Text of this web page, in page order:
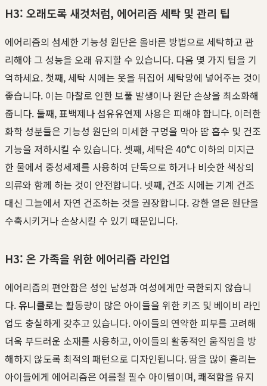
H3: 오래도록 새것처럼, 에어리즘 세탁 및 관리 팁
에어리즘의 섬세한 기능성 원단은 올바른 방법으로 세탁하고 관
리해야 그 성능을 오래 유지할 수 있습니다. 다음 몇 가지 팁을 기
억하세요. 첫째, 세탁 시에는 옷을 뒤집어 세탁망에 넣어주는 것이
좋습니다. 이는 마찰로 인한 보풀 발생이나 원단 손상을 최소화해
줍니다. 둘째, 표백제나 섬유유연제 사용은 피해야 합니다. 이러한
화학 성분들은 기능성 원단의 미세한 구멍을 막아 땀 흡수 및 건조
기능을 저하시킬 수 있습니다. 셋째, 세탁은 40°C 이하의 미지근
한 물에서 중성세제를 사용하여 단독으로 하거나 비슷한 색상의
의류와 함께 하는 것이 안전합니다. 넷째, 건조 시에는 기계 건조
대신 그늘에서 자연 건조하는 것을 권장합니다. 강한 열은 원단을
수축시키거나 손상시킬 수 있기 때문입니다.
H3: 온 가족을 위한 에어리즘 라인업
에어리즘의 편안함은 성인 남성과 여성에게만 국한되지 않습니
다.유니클로는 활동량이 많은 아이들을 위한 키즈 및 베이비 라인
업도 충실하게 갖추고 있습니다. 아이들의 연약한 피부를 고려해
더욱 부드러운 소재를 사용하고, 아이들의 활동적인 움직임을 방
해하지 않도록 최적의 패턴으로 디자인됩니다. 땀을 많이 흘리는
아이들에게 에어리즘은 여름철 필수 아이템이며, 쾌적함을 유지